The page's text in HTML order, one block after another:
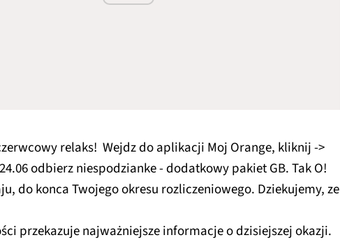
relaks! Wejdz do aplikacji Moj Orange, kliknij ->
odbierz niespodzianke - dodatkowy pakiet GB. Tak O!
do konca Twojego okresu rozliczeniowego. Dziekujemy, ze
przekazuje najważniejsze informacje o dzisiejszej okazji.